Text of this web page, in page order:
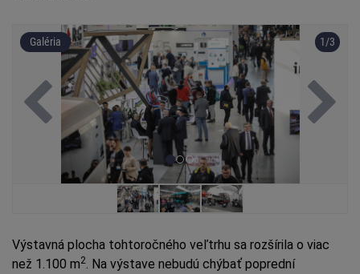
1/3
Galéria
Previous Next
Výstavná plocha tohtoročného veľtrhu sa rozšírila o viac
než 1.100 m2
. Na výstave nebudú chýbať poprední